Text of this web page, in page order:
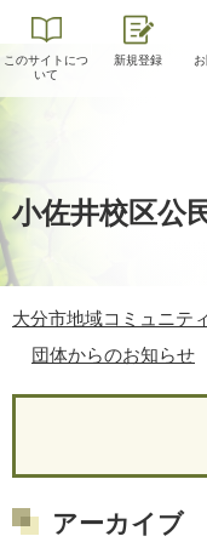
このサイトにつ
いて
新規登録
小佐井校区公
大分市地域コミュニテ
団体からのお知らせ
アーカイブ